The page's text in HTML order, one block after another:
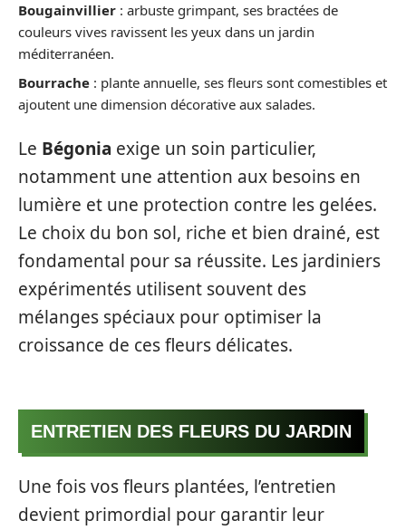
Bougainvillier : arbuste grimpant, ses bractées de
couleurs vives ravissent les yeux dans un jardin
méditerranéen.
Bourrache : plante annuelle, ses fleurs sont comestibles et
ajoutent une dimension décorative aux salades.
Le Bégonia exige un soin particulier,
notamment une attention aux besoins en
lumière et une protection contre les gelées.
Le choix du bon sol, riche et bien drainé, est
fondamental pour sa réussite. Les jardiniers
expérimentés utilisent souvent des
mélanges spéciaux pour optimiser la
croissance de ces fleurs délicates.
ENTRETIEN DES FLEURS DU JARDIN
Une fois vos fleurs plantées, l’entretien
devient primordial pour garantir leur